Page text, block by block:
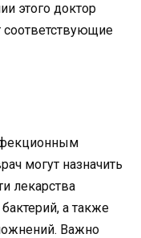
этого доктор
соответствующие
могут назначить
лекарства
а также
Важно